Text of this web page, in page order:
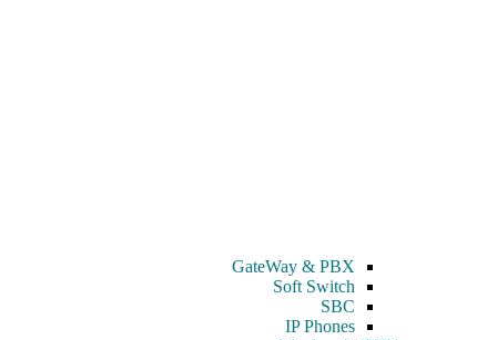
GateWay & PBX
Soft Switch
SBC
IP Phones